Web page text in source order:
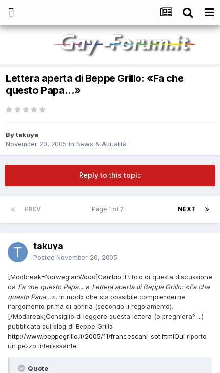
Lettera aperta di Beppe Grillo: «Fa che
questo Papa...»
Bytakuya
November 20, 2005 in News & Attualità
Reply to this topic
PREV NEXT
Page 1 of 2
takuya
Posted November 20, 2005
[Modbreak=NorwegianWood]Cambio il titolo di questa discussione
da Fa che questo Papa... a Lettera aperta di Beppe Grillo: «Fa che
questo Papa...», in modo che sia possibile comprenderne
l'argomento prima di aprirla (secondo il regolamento).
[/Modbreak]Consiglio di leggere questa lettera (o preghiera? ...)
pubblicata sul blog di Beppe Grillo
http://www.beppegrillo.it/2005/11/francescani_sot.htmlQui riporto
un pezzo interessante
Quote